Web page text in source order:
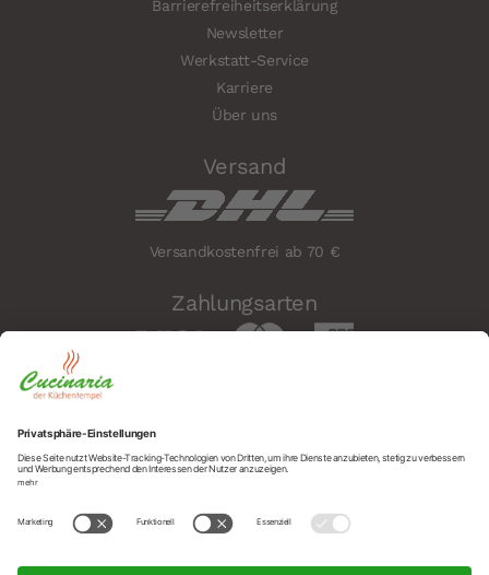
Barrierefreiheitserklärung
Newsletter
Werkstatt-Service
Karriere
Über uns
Versand
Versandkostenfrei ab 70 €
Zahlungsarten
Sicherheit